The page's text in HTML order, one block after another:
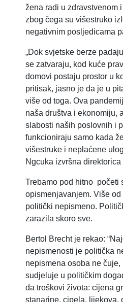
žena radi u zdravstvenom
zbog čega su višestruko
negativnim posljedicama
„Dok svjetske berze
se zatvaraju, kod kuće
domovi postaju prostor u
pritisak, jasno je da je u
više od toga. Ova
naša društva i ekonomiju,
slabosti naših poslovnih i
funkcioniraju samo kada
višestruke i neplaćene
Ngcuka izvršna
Trebamo pod hitno početi
opismenjavanjem. Više
politički nepismeno.
zarazila skoro sve.
Bertol Brecht je rekao:
nepismenosti je politička
nepismena osoba ne čuje,
sudjeluje u političkim
da troškovi života: cijena
stanarine, cipela, lijekova,